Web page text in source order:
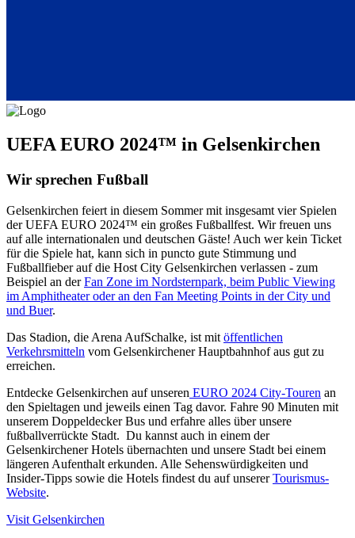
UEFA EURO 2024™ in Gelsenkirchen
Wir sprechen Fußball
Gelsenkirchen feiert in diesem Sommer mit insgesamt vier Spielen
der UEFA EURO 2024™ ein großes Fußballfest. Wir freuen uns
auf alle internationalen und deutschen Gäste! Auch wer kein Ticket
für die Spiele hat, kann sich in puncto gute Stimmung und
Fußballfieber auf die Host City Gelsenkirchen verlassen - zum
Beispiel an derFan Zone im Nordsternpark, beim Public Viewing
im Amphitheater oder an den Fan Meeting Points in der City und
und Buer.
Das Stadion, die Arena AufSchalke, ist mit öffentlichen
Verkehrsmitteln vom Gelsenkirchener Hauptbahnhof aus gut zu
erreichen.
Entdecke Gelsenkirchen auf unseren EURO 2024 City-Touren an
den Spieltagen und jeweils einen Tag davor. Fahre 90 Minuten mit
unserem Doppeldecker Bus und erfahre alles über unsere
fußballverrückte Stadt. Du kannst auch in einem der
Gelsenkirchener Hotels übernachten und unsere Stadt bei einem
längeren Aufenthalt erkunden. Alle Sehenswürdigkeiten und
Insider-Tipps sowie die Hotels findest du auf unsererTourismus-
Website.
Visit Gelsenkirchen